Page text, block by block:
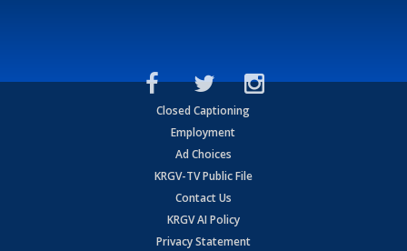
Closed Captioning
Employment
Ad Choices
KRGV-TV Public File
Contact Us
KRGV AI Policy
Privacy Statement